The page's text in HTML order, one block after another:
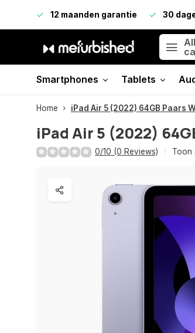
12 maanden garantie 30
Smartphones Tablets
Home iPad Air 5 (2022) 64GB Paars
iPad Air 5 (2022)
0/10 (0 Reviews) Toon